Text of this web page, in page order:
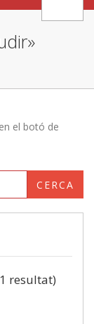
el botó de
CERCA
resultat)